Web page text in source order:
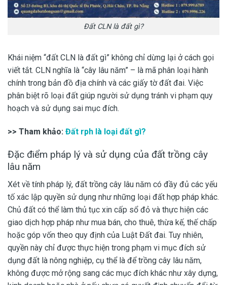
Đất CLN là đất gì?
Khái niệm “đất CLN là đất gì” không chỉ dừng lại ở cách gọi
viết tắt. CLN nghĩa là “cây lâu năm” – là mã phân loại hành
chính trong bản đồ địa chính và các giấy tờ đất đai. Việc
phân biệt rõ loại đất giúp người sử dụng tránh vi phạm quy
hoạch và sử dụng sai mục đích.
>> Tham khảo: Đất rph là loại đất gì?
Đặc điểm pháp lý và sử dụng của đất trồng cây
lâu năm
Xét về tính pháp lý, đất trồng cây lâu năm có đầy đủ các yếu
tố xác lập quyền sử dụng như những loại đất hợp pháp khác.
Chủ đất có thể làm thủ tục xin cấp sổ đỏ và thực hiện các
giao dịch hợp pháp như mua bán, cho thuê, thừa kế, thế chấp
hoặc góp vốn theo quy định của Luật Đất đai. Tuy nhiên,
quyền này chỉ được thực hiện trong phạm vi mục đích sử
dụng đất là nông nghiệp, cụ thể là để trồng cây lâu năm,
không được mở rộng sang các mục đích khác như xây dựng,